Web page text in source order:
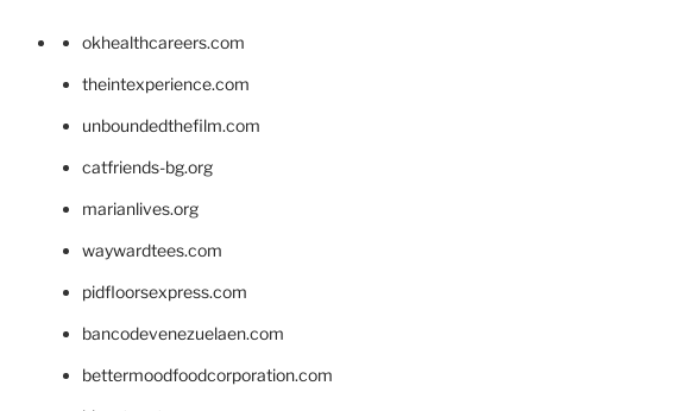
okhealthcareers.com
theintexperience.com
unboundedthefilm.com
catfriends-bg.org
marianlives.org
waywardtees.com
pidfloorsexpress.com
bancodevenezuelaen.com
bettermoodfoodcorporation.com